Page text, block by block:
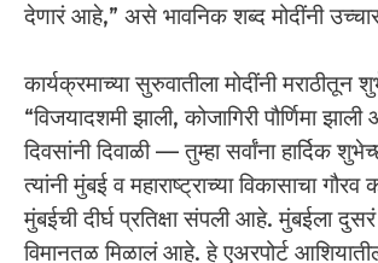
देणारं आहे,” असे भावनिक शब्द मोदींनी
कार्यक्रमाच्या सुरुवातीला मोदींनी मराठीतून
“विजयादशमी झाली, कोजागिरी पौर्णिमा
दिवसांनी दिवाळी — तुम्हा सर्वांना हार्दिक
त्यांनी मुंबई व महाराष्ट्राच्या विकासाचा
मुंबईची दीर्घ प्रतिक्षा संपली आहे. मुंबईला
विमानतळ मिळालं आहे. हे एअरपोर्ट आशियातील